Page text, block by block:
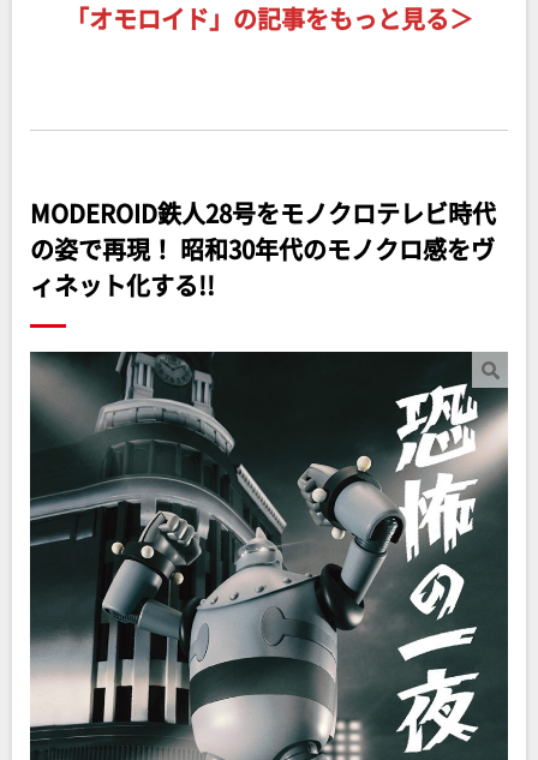
「オモロイド」の記事をもっと見る＞
MODEROID鉄人28号をモノクロテレビ時代
の姿で再現！ 昭和30年代のモノクロ感をヴ
ィネット化する!!